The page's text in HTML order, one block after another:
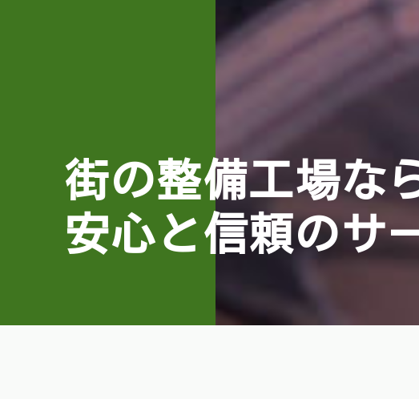
街の整備工場な
安心と信頼のサ